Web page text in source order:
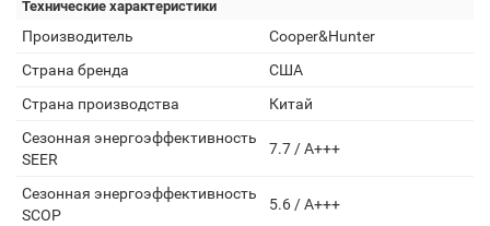
Технические характеристики
Производитель
Cooper&Hunter
Страна бренда
США
Страна производства
Китай
Сезонная энергоэффективность
SEER
7.7 / A+++
Сезонная энергоэффективность
SCOP
5.6 / A+++